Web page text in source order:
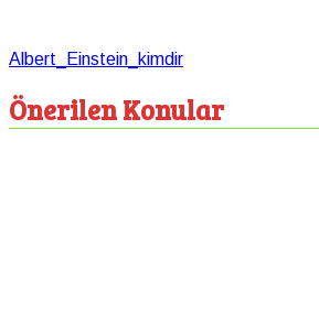
Albert_Einstein_kimdir
Önerilen Konular